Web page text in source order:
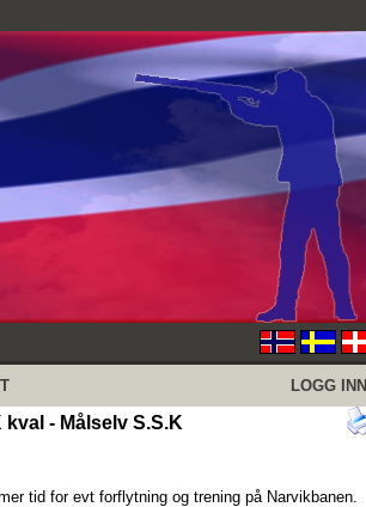
LOGG INN
- Målselv S.S.K
tid for evt forflytning og trening på Narvikbanen.